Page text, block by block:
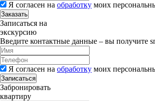
Я согласен на обработку моих
Заказать
Записаться на
экскурсию
Введите контактные данные – вы получите
Я согласен на обработку моих
Записаться
Забронировать
квартиру